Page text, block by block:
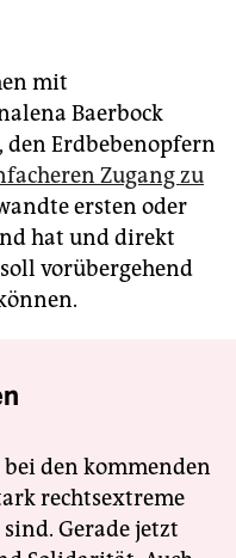
mit
Baerbock
den Erdbebenopfern
Zugang zu
ersten oder
hat und direkt
vorübergehend
den kommenden
rechtsextreme
Gerade jetzt